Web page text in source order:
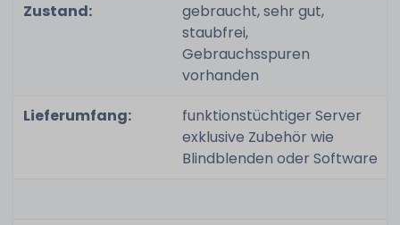
Zustand:
gebraucht, sehr gut,
staubfrei,
Gebrauchsspuren
vorhanden
Lieferumfang:
funktionstüchtiger Server
exklusive Zubehör wie
Blindblenden oder Software